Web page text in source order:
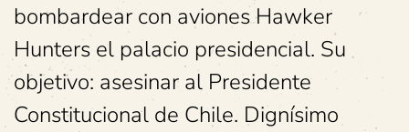
bombardear con aviones Hawker
Hunters el palacio presidencial. Su
objetivo: asesinar al Presidente
Constitucional de Chile. Dignísimo